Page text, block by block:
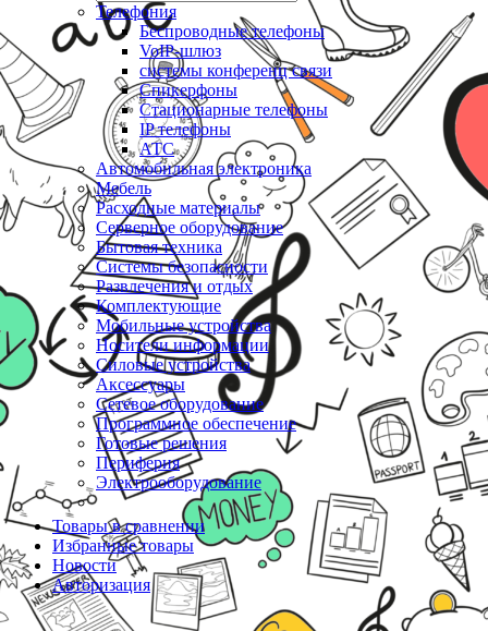
Телефония
Беспроводные телефоны
VoIP-шлюз
системы конференц связи
Спикерфоны
Стационарные телефоны
IP телефоны
АТС
Автомобильная электроника
Мебель
Расходные материалы
Серверное оборудование
Бытовая техника
Системы безопасности
Развлечения и отдых
Комплектующие
Мобильные устройства
Носители информации
Силовые устройства
Аксессуары
Сетевое оборудование
Программное обеспечение
Готовые решения
Периферия
Электрооборудование
Товары в сравнении
Избранные товары
Новости
Авторизация